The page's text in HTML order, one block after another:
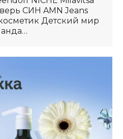
СИН AMN Jeans
Детский мир